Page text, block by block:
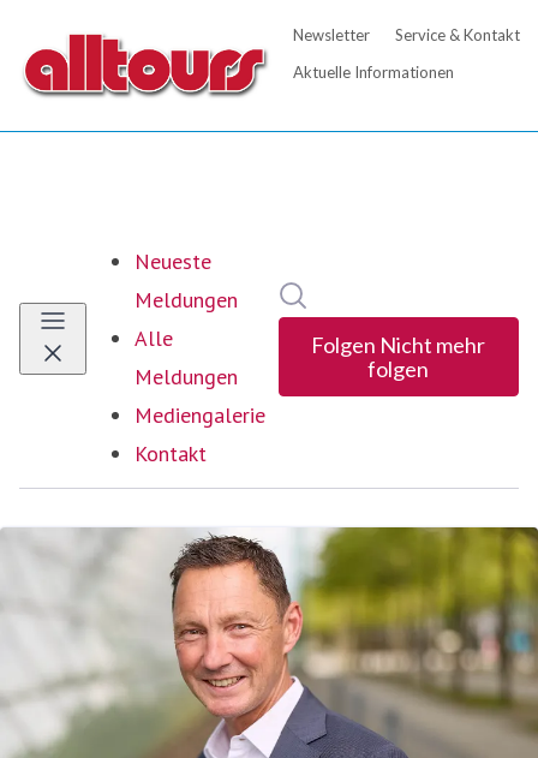
Neueste
Meldungen
Alle
Meldungen
Mediengalerie
Kontakt
Folgen Nicht mehr
folgen